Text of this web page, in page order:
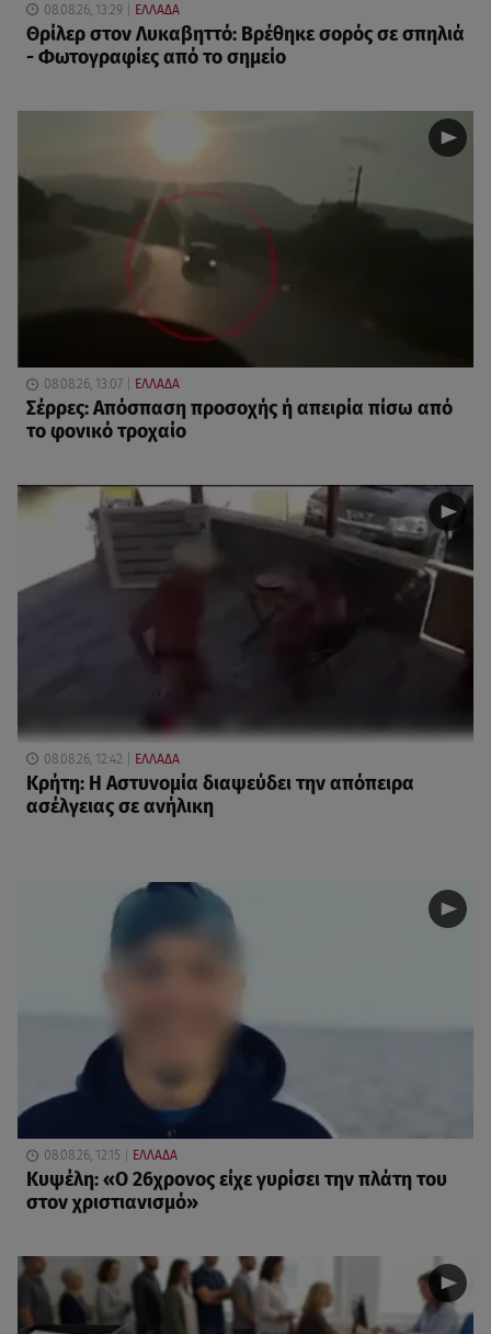
08.08.26, 13:29 ΕΛΛΑΔΑ
Θρίλερ στον Λυκαβηττό: Βρέθηκε σορός σε σπηλιά
- Φωτογραφίες από το σημείο
08.08.26, 13:07 ΕΛΛΑΔΑ
Σέρρες: Απόσπαση προσοχής ή απειρία πίσω από
το φονικό τροχαίο
08.08.26, 12:42 ΕΛΛΑΔΑ
Κρήτη: Η Αστυνομία διαψεύδει την απόπειρα
ασέλγειας σε ανήλικη
08.08.26, 12:15 ΕΛΛΑΔΑ
Κυψέλη: «Ο 26χρονος είχε γυρίσει την πλάτη του
στον χριστιανισμό»